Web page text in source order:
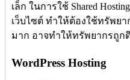
เล็ก ในการใช้ Shared
เว็บไซต์ ทำให้ต้องใช้ทรัพย
มาก อาจทำให้ทรัพยากรถูก
WordPress Hosting